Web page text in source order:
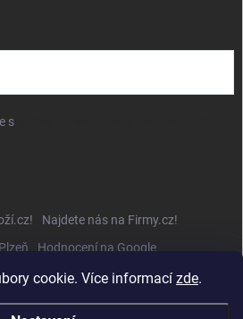
cookie. Více informací zde.
s
Najdete nás na Firmy.cz!
Hodnocení na Google